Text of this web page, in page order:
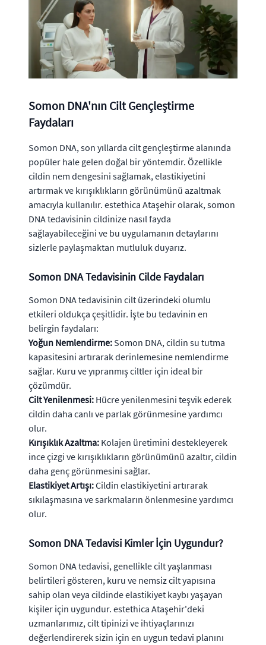
Somon DNA'nın Cilt Gençleştirme
Faydaları
Somon DNA, son yıllarda cilt gençleştirme alanında
popüler hale gelen doğal bir yöntemdir. Özellikle
cildin nem dengesini sağlamak, elastikiyetini
artırmak ve kırışıklıkların görünümünü azaltmak
amacıyla kullanılır. estethica Ataşehir olarak, somon
DNA tedavisinin cildinize nasıl fayda
sağlayabileceğini ve bu uygulamanın detaylarını
sizlerle paylaşmaktan mutluluk duyarız.
Somon DNA Tedavisinin Cilde Faydaları
Somon DNA tedavisinin cilt üzerindeki olumlu
etkileri oldukça çeşitlidir. İşte bu tedavinin en
belirgin faydaları:
Yoğun Nemlendirme: Somon DNA, cildin su tutma
kapasitesini artırarak derinlemesine nemlendirme
sağlar. Kuru ve yıpranmış ciltler için ideal bir
çözümdür.
Cilt Yenilenmesi: Hücre yenilenmesini teşvik ederek
cildin daha canlı ve parlak görünmesine yardımcı
olur.
Kırışıklık Azaltma: Kolajen üretimini destekleyerek
ince çizgi ve kırışıklıkların görünümünü azaltır, cildin
daha genç görünmesini sağlar.
Elastikiyet Artışı:Cildin elastikiyetini artırarak
sıkılaşmasına ve sarkmaların önlenmesine yardımcı
olur.
Somon DNA Tedavisi Kimler İçin Uygundur?
Somon DNA tedavisi, genellikle cilt yaşlanması
belirtileri gösteren, kuru ve nemsiz cilt yapısına
sahip olan veya cildinde elastikiyet kaybı yaşayan
kişiler için uygundur. estethica Ataşehir'deki
uzmanlarımız, cilt tipinizi ve ihtiyaçlarınızı
değerlendirerek sizin için en uygun tedavi planını